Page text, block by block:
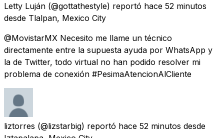
Letty Luján (@gottathestyle) reportó hace 52 minutos
desde Tlalpan, Mexico City
@MovistarMX Necesito me llame un técnico
directamente entre la supuesta ayuda por WhatsApp y
la de Twitter, todo virtual no han podido resolver mi
problema de conexión #PesimaAtencionAlCliente
liztorres (@lizstarbig) reportó hace 52 minutos desde